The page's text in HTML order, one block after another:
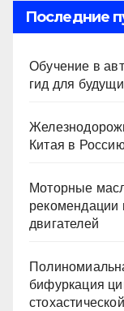
Последние
Обучение в
гид для
Китая в
Моторные
рекомендации
двигателей
бифуркация